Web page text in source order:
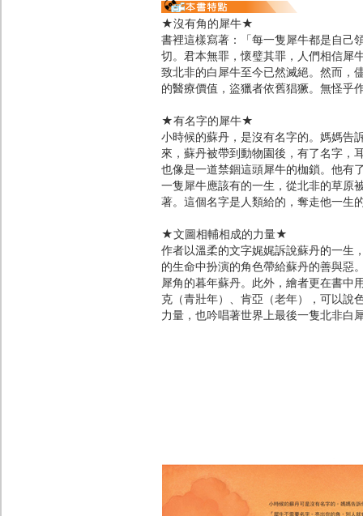
★沒有角的犀牛★
書裡這樣寫著：「每一隻犀牛都是自己
切。君本無罪，懷璧其罪，人們相信犀
致北非的白犀牛至今已然滅絕。然而，
的醫療價值，盜獵者依舊猖獗。無怪乎
★有名字的犀牛★
小時候的蘇丹，是沒有名字的。媽媽告
來，蘇丹被帶到動物園後，有了名字，
也像是一道禁錮這頭犀牛的枷鎖。他有
一隻犀牛應該有的一生，從北非的草原
著。這個名字是人類給的，奪走他一生
★文圖相輔相成的力量★
作者以溫柔的文字娓娓訴說蘇丹的一生
的生命中扮演的角色帶給蘇丹的善與惡
犀角的暮年蘇丹。此外，繪者更在書中
克（青壯年）、肯亞（老年），可以說
力量，也吟唱著世界上最後一隻北非白